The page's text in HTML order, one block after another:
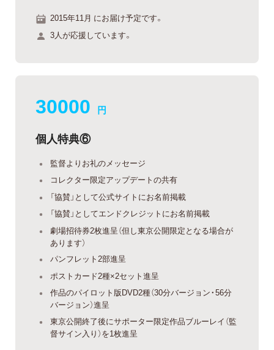
2015年11月 にお届け予定です。
3人が応援しています。
30000 円
個人特典⑥
監督よりお礼のメッセージ
コレクター限定アップデートの共有
「協賛」として公式サイトにお名前掲載
「協賛」としてエンドクレジットにお名前掲載
劇場招待券2枚進呈（但し東京公開限定となる場合が
あります）
パンフレット2部進呈
ポストカード2種×2セット進呈
作品のパイロット版DVD2種（30分バージョン・56分
バージョン）進呈
東京公開終了後にサポーター限定作品ブルーレイ（監
督サイン入り）を1枚進呈